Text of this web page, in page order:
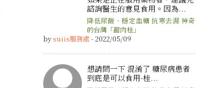
諮詢醫生的意見食用。因為...
降低尿酸、穩定血糖 抗寒去濕 神奇
的台灣「甜肉桂」
bysuiis服務處 - 2022/05/09
想請問一下 混淆了 糖尿病患者
到底是可以食用-桂...